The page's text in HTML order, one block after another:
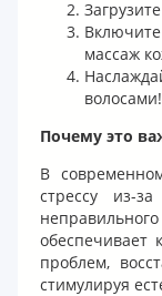
массаж
волосами!
Почему это
В
стрессу из-
обеспечивает
проблем,
стимулируя